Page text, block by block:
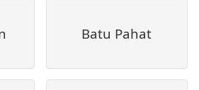
Batu Pahat